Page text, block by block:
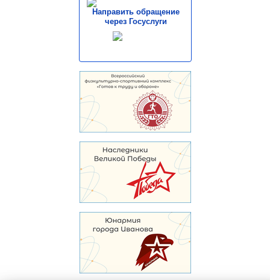
Направить обращение
через Госуслуги